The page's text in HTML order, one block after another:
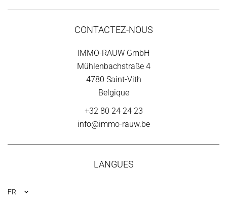
CONTACTEZ-NOUS
IMMO-RAUW GmbH
Mühlenbachstraße 4
4780 Saint-Vith
Belgique
+32 80 24 24 23
info@immo-rauw.be
LANGUES
FR